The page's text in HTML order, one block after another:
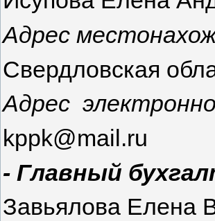
Адрес
Свердловская
Адрес
kppk@mail.ru
- Главный
Завьялова Елена